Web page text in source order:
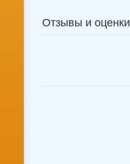
Отзывы и оценки